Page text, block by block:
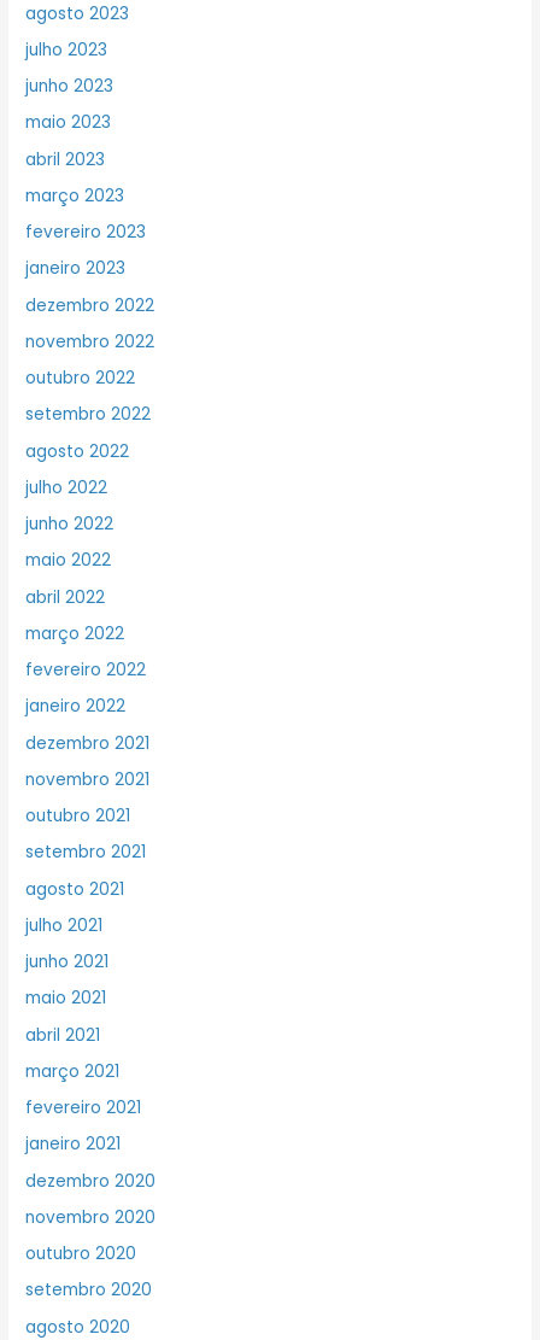
agosto 2023
julho 2023
junho 2023
maio 2023
abril 2023
março 2023
fevereiro 2023
janeiro 2023
dezembro 2022
novembro 2022
outubro 2022
setembro 2022
agosto 2022
julho 2022
junho 2022
maio 2022
abril 2022
março 2022
fevereiro 2022
janeiro 2022
dezembro 2021
novembro 2021
outubro 2021
setembro 2021
agosto 2021
julho 2021
junho 2021
maio 2021
abril 2021
março 2021
fevereiro 2021
janeiro 2021
dezembro 2020
novembro 2020
outubro 2020
setembro 2020
agosto 2020